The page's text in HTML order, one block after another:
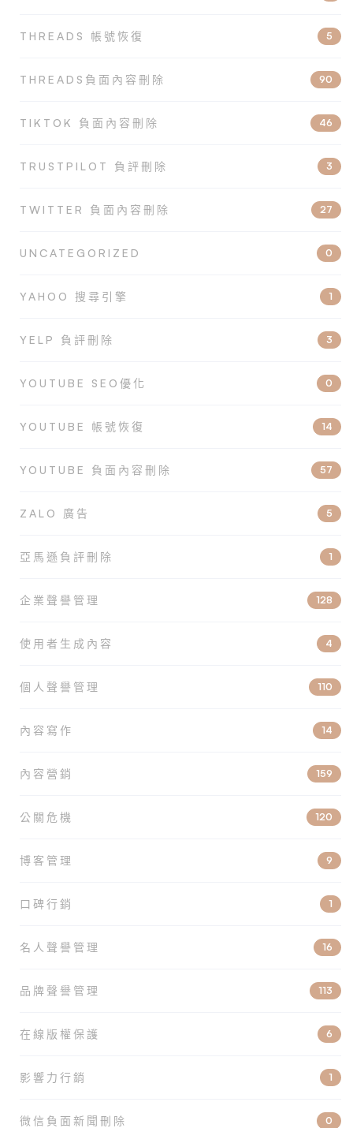
THREADS 帳號恢復 5
THREADS負面內容刪除 90
TIKTOK 負面內容刪除 46
TRUSTPILOT 負評刪除 3
TWITTER 負面內容刪除 27
UNCATEGORIZED 0
YAHOO 搜尋引擎 1
YELP 負評刪除 3
YOUTUBE SEO優化 0
YOUTUBE 帳號恢復 14
YOUTUBE 負面內容刪除 57
ZALO 廣告 5
亞馬遜負評刪除 1
企業聲譽管理 128
使用者生成內容 4
個人聲譽管理 110
內容寫作 14
內容營銷 159
公關危機 120
博客管理 9
口碑行銷 1
名人聲譽管理 16
品牌聲譽管理 113
在線版權保護 6
影響力行銷 1
微信負面新聞刪除 0